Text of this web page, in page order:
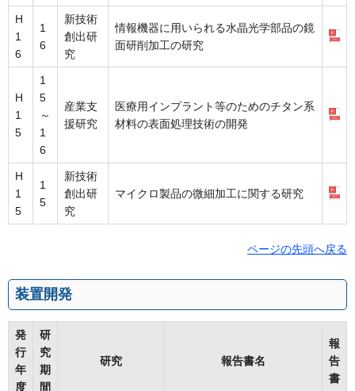
H
1
6
1
6
新技術
創出研
究
情報機器に用いられる水晶光学部品の鏡
面研削加工の研究
H
1
5
1
5
～
1
6
産業支
援研究
医療用インプラント等のためのチタン系
材料の表面処理技術の開発
H
1
5
1
5
新技術
創出研
究
マイクロ製品の微細加工に関する研究
ページの先頭へ戻る
装置開発
発
行
年
度
研
究
期
間
研究 報告書名
報
告
書